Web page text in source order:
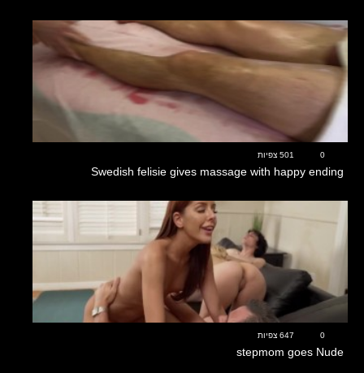
10:45
0 501 צפיות
Swedish felisie gives massage with happy ending
0 647 צפיות
stepmom goes Nude